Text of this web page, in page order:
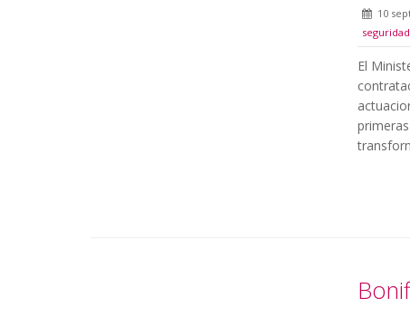
10
El